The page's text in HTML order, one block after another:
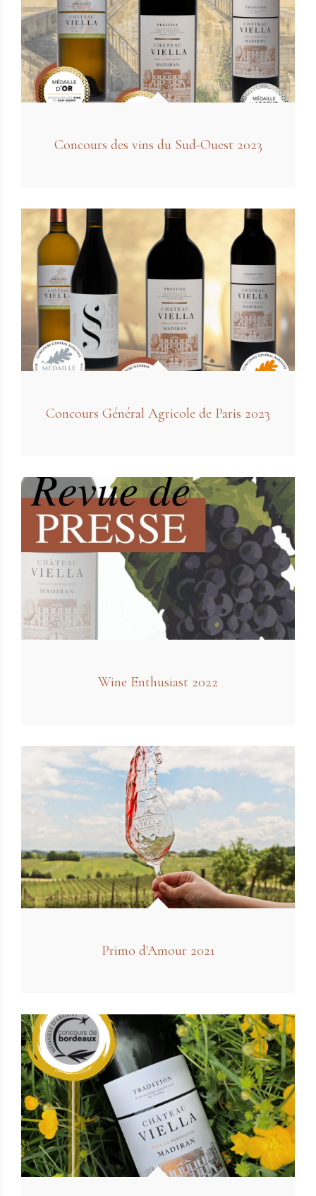
Concours des vins du Sud-Ouest 2023
Concours Général Agricole de Paris 2023
Wine Enthusiast 2022
Primo d'Amour 2021